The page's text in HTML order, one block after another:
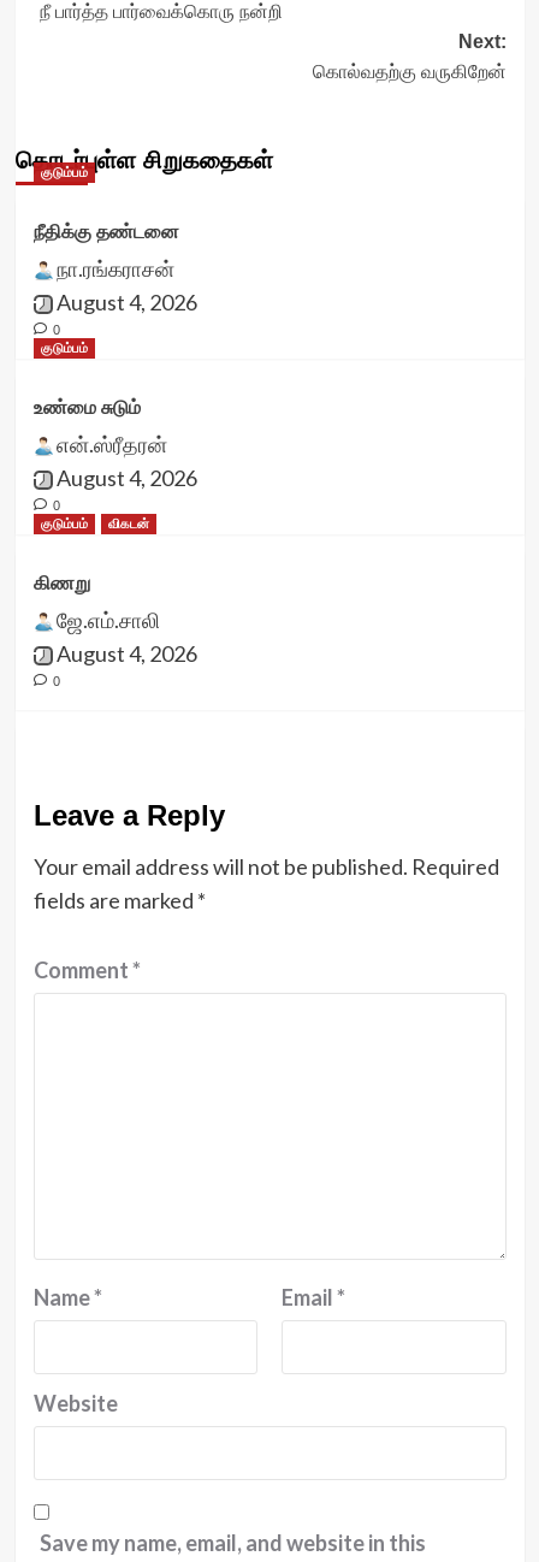
navigation
நீ பார்த்த பார்வைக்கொரு நன்றி
Next:
கொல்வதற்கு வருகிறேன்
தொடர்புள்ள சிறுகதைகள்
குடும்பம்
நீதிக்கு தண்டனை
நா.ரங்கராசன்
August 4, 2026
0
குடும்பம்
உண்மை சுடும்
என்.ஸ்ரீதரன்
August 4, 2026
0
குடும்பம்
விகடன்
கிணறு
ஜே.எம்.சாலி
August 4, 2026
0
Leave a Reply
Your email address will not be published. Required
fields are marked *
Comment*
Name* Email*
Website
Save my name, email, and website in this